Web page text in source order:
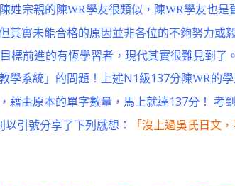
姓宗親的 陳WR學友很類似， 陳WR學友也是
其實未能合格的原因並非各位的不夠努力或
標前進的有恆學習者，現代其實很難見到了
學系統」的問題！上述N1級137分陳WR的
藉由原本的單字數量，馬上就達137分！
考
引號分享了下列感想：
「沒上過吳氏日文